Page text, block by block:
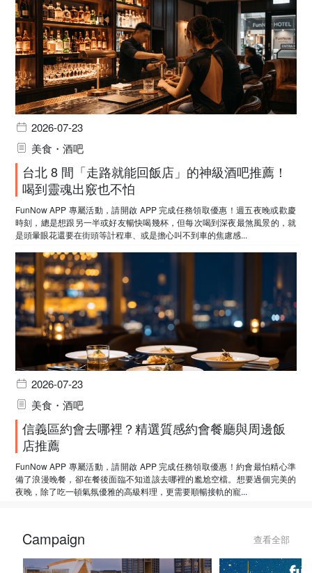
2026-07-23
美食・酒吧
台北 8 間「走路就能回飯店」的神級酒吧推薦！
喝到靈魂出竅也不怕
FunNow APP 專屬活動，請開啟 APP 完成任務領取優惠！週五夜晚或歡慶
時刻，總是想跟另一半或好友暢快喝幾杯，但每次喝到深夜最煞風景的，就
是頭暈眼花還要在街頭等計程車、或是擔心叫不到車的焦慮感...
2026-07-23
美食・酒吧
信義區約會去哪裡？精選質感約會餐廳與周邊飯
店推薦
FunNow APP 專屬活動，請開啟 APP 完成任務領取優惠！約會最怕精心準
備了浪漫晚餐，卻在餐後面臨不知道該去哪裡的尷尬空檔。想要過個完美的
夜晚，除了吃一頓氣氛優雅的高級料理，更需要順暢接軌的寵...
Campaign 查看全部